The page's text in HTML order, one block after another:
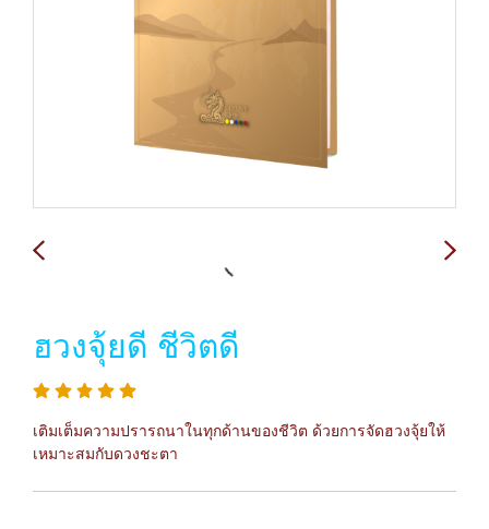
ฮวงจุ้ยดี ชีวิตดี
เติมเต็มความปรารถนาในทุกด้านของชีวิต ด้วยการจัดฮวงจุ้ยให้
เหมาะสมกับดวงชะตา